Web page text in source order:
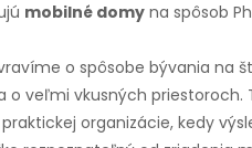
mobilné domy na spôsob
o spôsobe bývania na
veľmi vkusných priestoroch.
organizácie, kedy